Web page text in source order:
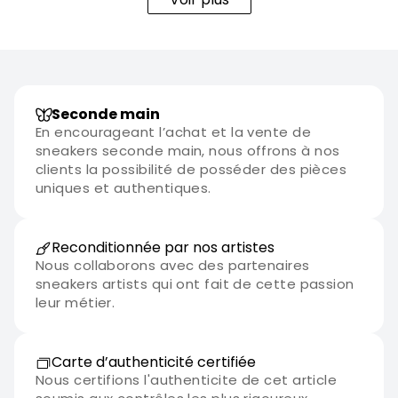
stocks, la Air Jordan 12 Retro Taxi (2013) reste une valeur
Seconde main
En encourageant l’achat et la vente de
sneakers seconde main, nous offrons à nos
clients la possibilité de posséder des pièces
uniques et authentiques.
Reconditionnée par nos artistes
Nous collaborons avec des partenaires
sneakers artists qui ont fait de cette passion
leur métier.
Carte d’authenticité certifiée
Nous certifions l'authenticite de cet article